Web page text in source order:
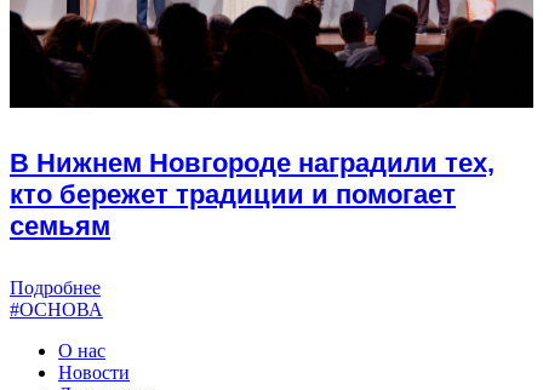
В Нижнем Новгороде наградили тех,
кто бережет традиции и помогает
семьям
Подробнее
#ОСНОВА
О нас
Новости